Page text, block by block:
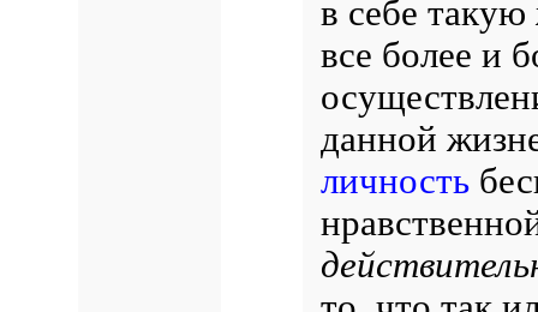
в себе
все более и
данной
личность